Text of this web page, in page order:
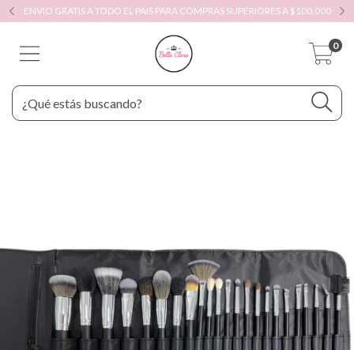
ENVIO GRATIS A TODO EL PAIS PARA COMPRAS SUPERIORES A $100.000
0